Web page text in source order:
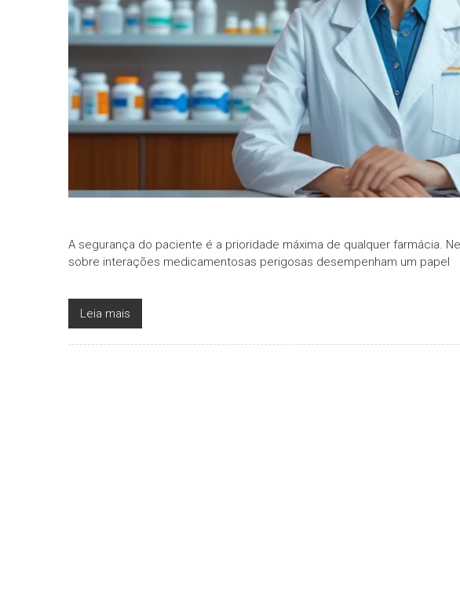
A segurança do paciente é a prioridade máxima de qualquer farmácia.
sobre interações medicamentosas perigosas desempenham um papel
Leia mais